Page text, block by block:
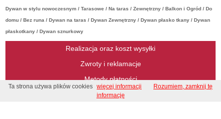
Dywan w stylu nowoczesnym / Tarasowe / Na taras / Zewnętrzny / Balkon i Ogród / Do
domu / Bez runa / Dywan na taras / Dywan Zewnętrzny / Dywan płasko tkany / Dywan
płaskotkany / Dywan sznurkowy
Realizacja oraz koszt wysyłki
Zwroty i reklamacje
Metody płatności
Regulamin
Ta strona używa plików cookies więcej informacji
Rozumiem, zamknij tę
informację